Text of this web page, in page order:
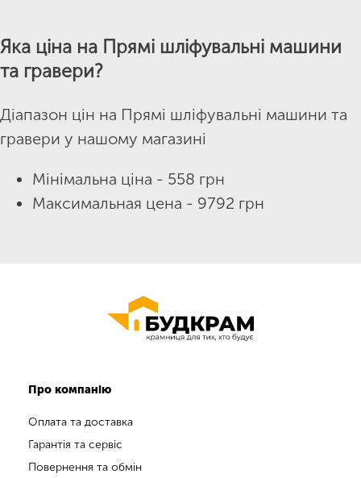
Яка ціна на Прямі шліфувальні машини
та гравери?
Діапазон цін на Прямі шліфувальні машини та
гравери у нашому магазині
Мінімальна ціна - 558 грн
Максимальная цена - 9792 грн
Про компанію
Оплата та доставка
Гарантія та сервіс
Повернення та обмін